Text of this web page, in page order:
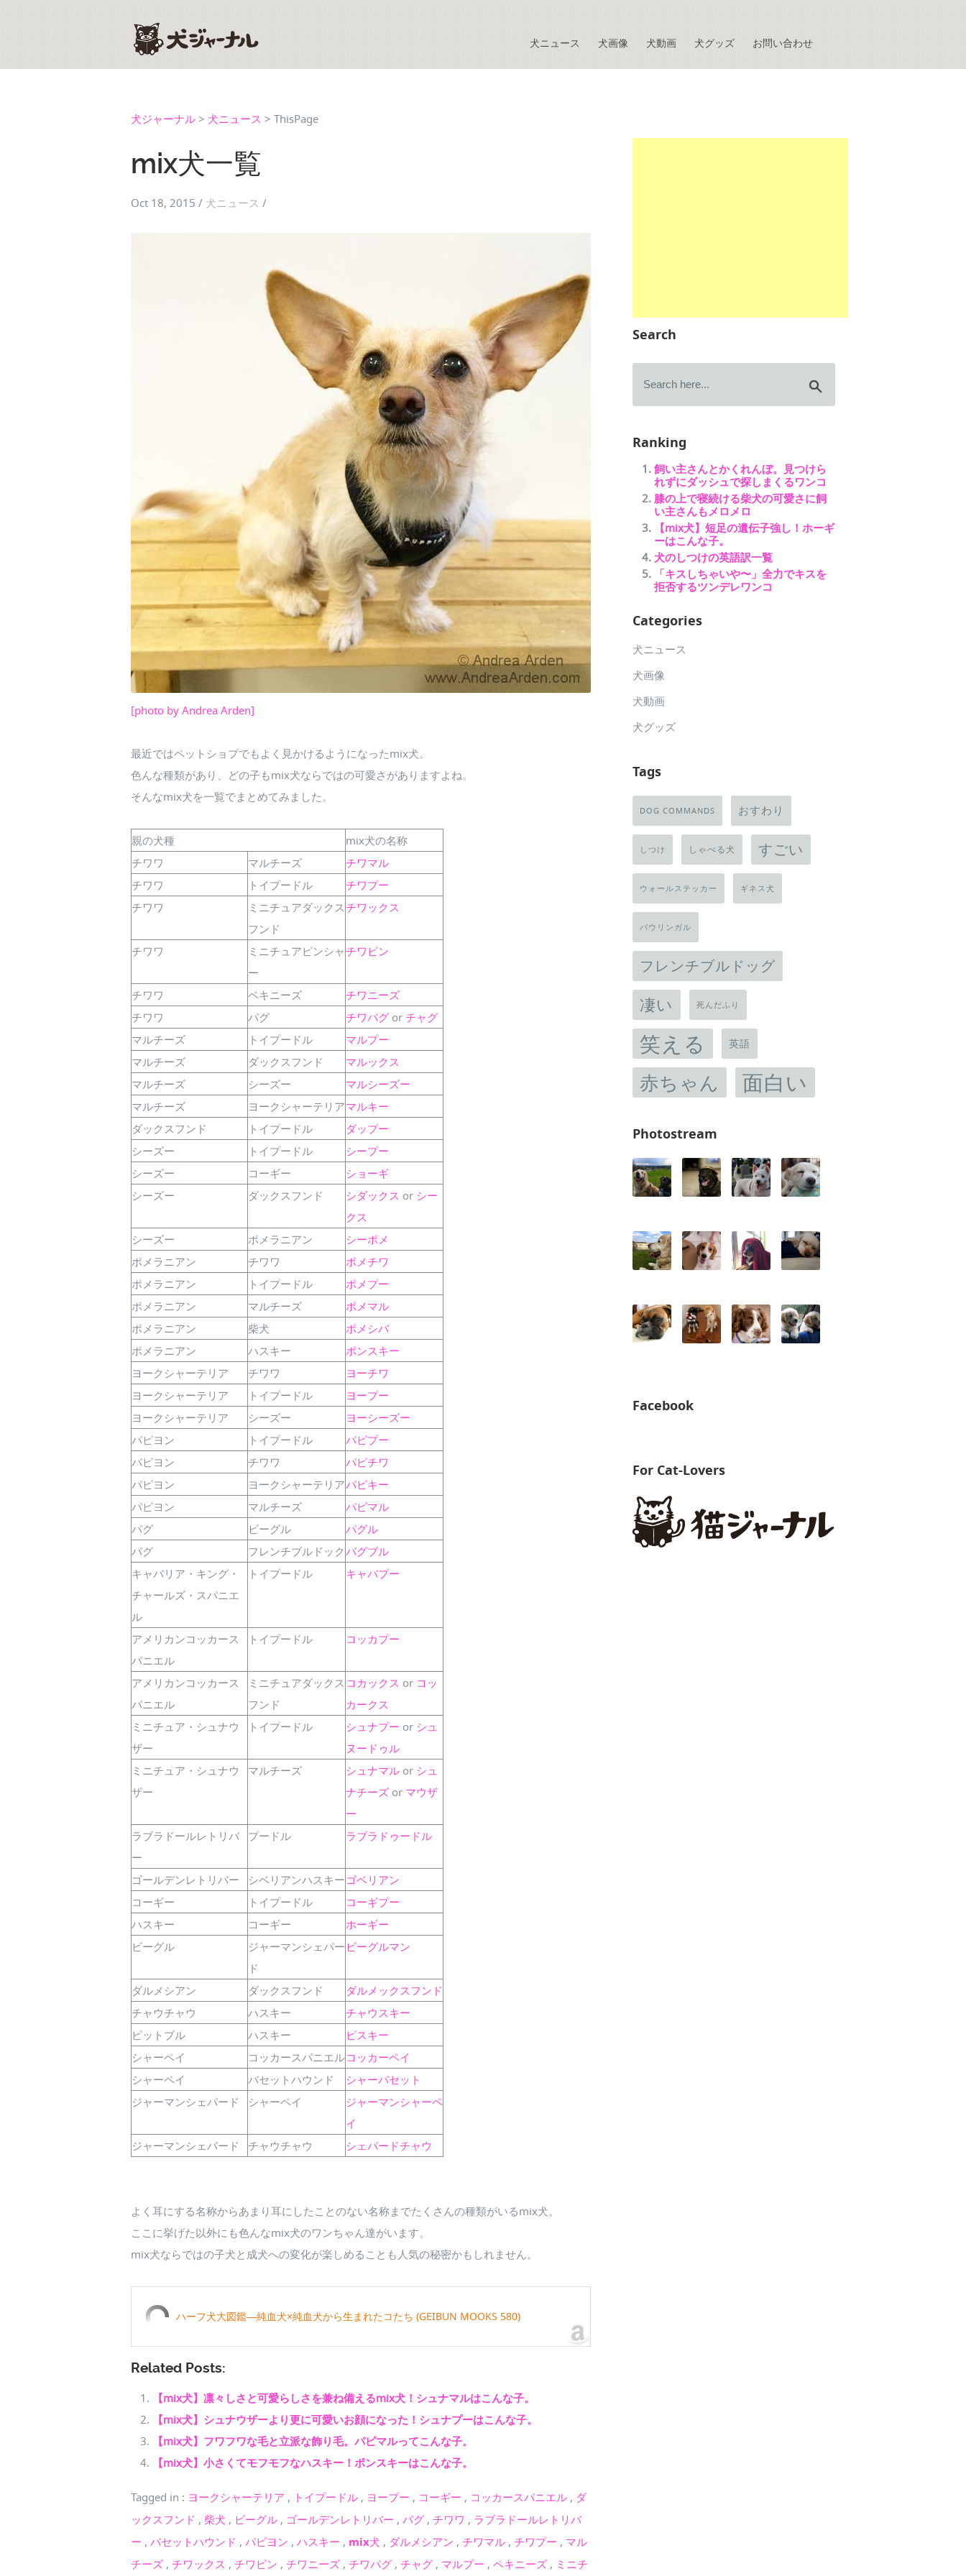
犬ニュース 犬画像 犬動画 犬グッズ お問い合わせ
犬ジャーナル > 犬ニュース > ThisPage
mix犬一覧
Oct 18, 2015 / 犬ニュース /
[photo by Andrea Arden]
最近ではペットショプでもよく見かけるようになったmix犬。
色んな種類があり、どの子もmix犬ならではの可愛さがありますよね。
そんなmix犬を一覧でまとめてみました。
親の犬種
mix犬の名称
チワワ
マルチーズ
チワマル
チワワ
トイプードル
チワプー
チワワ
ミニチュアダックス
フンド
チワックス
チワワ
ミニチュアピンシャ
ー
チワピン
チワワ ペキニーズ
チワニーズ
チワワ
パグ チワパグ or チャグ
マルチーズ
トイプードル
マルプー
マルチーズ
ダックスフンド
マルックス
マルチーズ
シーズー
マルシーズー
マルチーズ
ヨークシャーテリアマルキー
ダックスフンド
トイプードル
ダップー
シーズー
トイプードル
シープー
シーズー
コーギー
ショーギ
シーズー
ダックスフンド シダックス or シー
クス
シーズー
ポメラニアン
シーポメ
ポメラニアン
チワワ
ポメチワ
ポメラニアン
トイプードル
ポメプー
ポメラニアン
マルチーズ
ポメマル
ポメラニアン
柴犬
ポメシバ
ポメラニアン
ハスキー
ポンスキー
ヨークシャーテリア
チワワ
ヨーチワ
ヨークシャーテリア
トイプードル
ヨープー
ヨークシャーテリア
シーズー
ヨーシーズー
パピヨン
トイプードル
パピプー
パピヨン
チワワ
パピチワ
パピヨン
ヨークシャーテリアパピキー
パピヨン
マルチーズ
パピマル
パグ
ビーグル
パグル
パグ
フレンチブルドック パグブル
キャバリア・キング・
チャールズ・スパニエ
ル
トイプードル キャバプー
アメリカンコッカース
パニエル
トイプードル コッカプー
アメリカンコッカース
パニエル
ミニチュアダックス
フンド
コカックス or コッ
カークス
ミニチュア・シュナウ
ザー
トイプードル シュナプー or シュ
ヌードゥル
ミニチュア・シュナウ
ザー
マルチーズ シュナマル or シュ
ナチーズ or マウザ
ー
ラブラドールレトリバ
ー
プードル ラブラドゥードル
ゴールデンレトリバー シベリアンハスキー ゴベリアン
コーギー
トイプードル
コーギプー
ハスキー
コーギー
ホーギー
ビーグル
ジャーマンシェパー
ド
ビーグルマン
ダルメシアン ダックスフンド
ダルメックスフンド
チャウチャウ
ハスキー
チャウスキー
ピットブル
ハスキー
ピスキー
シャーペイ
コッカースパニエルコッカーペイ
シャーペイ
バセットハウンド
シャーパセット
ジャーマンシェパード
シャーペイ
ジャーマンシャーペ
イ
ジャーマンシェパード
チャウチャウ シェパードチャウ
よく耳にする名称からあまり耳にしたことのない名称までたくさんの種類がいるmix犬。
ここに挙げた以外にも色んなmix犬のワンちゃん達がいます。
mix犬ならではの子犬と成犬への変化が楽しめることも人気の秘密かもしれません。
ハーフ犬大図鑑―純血犬×純血犬から生まれたコたち (GEIBUN MOOKS 580)
Related Posts:
【mix犬】凛々しさと可愛らしさを兼ね備えるmix犬！シュナマルはこんな子。
【mix犬】シュナウザーより更に可愛いお顔になった！シュナプーはこんな子。
【mix犬】フワフワな毛と立派な飾り毛。パピマルってこんな子。
【mix犬】小さくてモフモフなハスキー！ポンスキーはこんな子。
Tagged in : ヨークシャーテリア , トイプードル , ヨープー , コーギー , コッカースパニエル , ダ
ックスフンド , 柴犬 , ビーグル , ゴールデンレトリバー , パグ , チワワ , ラブラドールレトリバ
ー , バセットハウンド , パピヨン , ハスキー , mix犬 , ダルメシアン , チワマル , チワプー , マル
チーズ , チワックス , チワピン , チワニーズ , チワパグ , チャグ , マルプー , ペキニーズ , ミニチ
Search
Ranking
飼い主さんとかくれんぼ。見つけら
れずにダッシュで探しまくるワンコ
膝の上で寝続ける柴犬の可愛さに飼
い主さんもメロメロ
【mix犬】短足の遺伝子強し！ホーギ
ーはこんな子。
犬のしつけの英語訳一覧
「キスしちゃいや〜」全力でキスを
拒否するツンデレワンコ
Categories
犬ニュース
犬画像
犬動画
犬グッズ
Tags
DOG COMMANDS おすわり
しつけ しゃべる犬 すごい
ウォールステッカー ギネス犬
バウリンガル
フレンチブルドッグ
凄い 死んだふり
笑える 英語
赤ちゃん 面白い
Photostream
Facebook
For Cat-Lovers